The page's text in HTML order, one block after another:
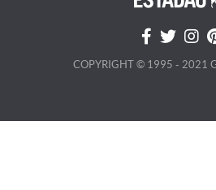
COPYRIGHT © 1995 - 2021